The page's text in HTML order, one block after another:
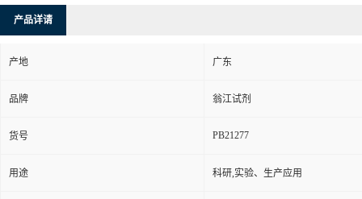
产品详请
产地 广东
品牌 翁江试剂
货号 PB21277
用途 科研,实验、生产应用